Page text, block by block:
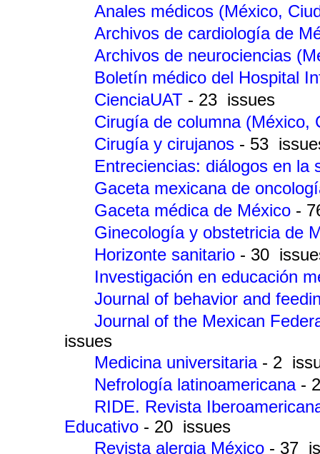
Anales médicos (México,
Archivos de cardiología de
Archivos de neurociencias
Boletín médico del Hospital
CienciaUAT - 23 issues
Cirugía de columna (México,
Cirugía y cirujanos - 53
Entreciencias: diálogos en
Gaceta mexicana de
Gaceta médica de México -
Ginecología y obstetricia de
Horizonte sanitario - 30
Investigación en educación
Journal of behavior and
Journal of the Mexican
issues
Medicina universitaria - 2
Nefrología latinoamericana -
RIDE. Revista
Educativo - 20 issues
Revista alergia México - 37